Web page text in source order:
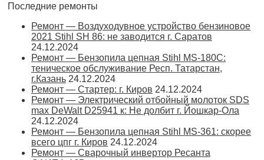
Последние ремонты
Ремонт — Воздуходувное устройство бензиновое
2021 Stihl SH 86: не заводится г. Саратов
24.12.2024
Ремонт — Бензопила цепная Stihl MS-180С:
теническое обслуживание Респ. Татарстан,
г.Казань 24.12.2024
Ремонт — Стартер: г. Киров 24.12.2024
Ремонт — Электрический отбойный молоток SDS
max DeWalt D25941 к: Не долбит г. Йошкар-Ола
24.12.2024
Ремонт — Бензопила цепная Stihl MS-361: скорее
всего цпг г. Киров 24.12.2024
Ремонт — Сварочный инвертор Ресанта